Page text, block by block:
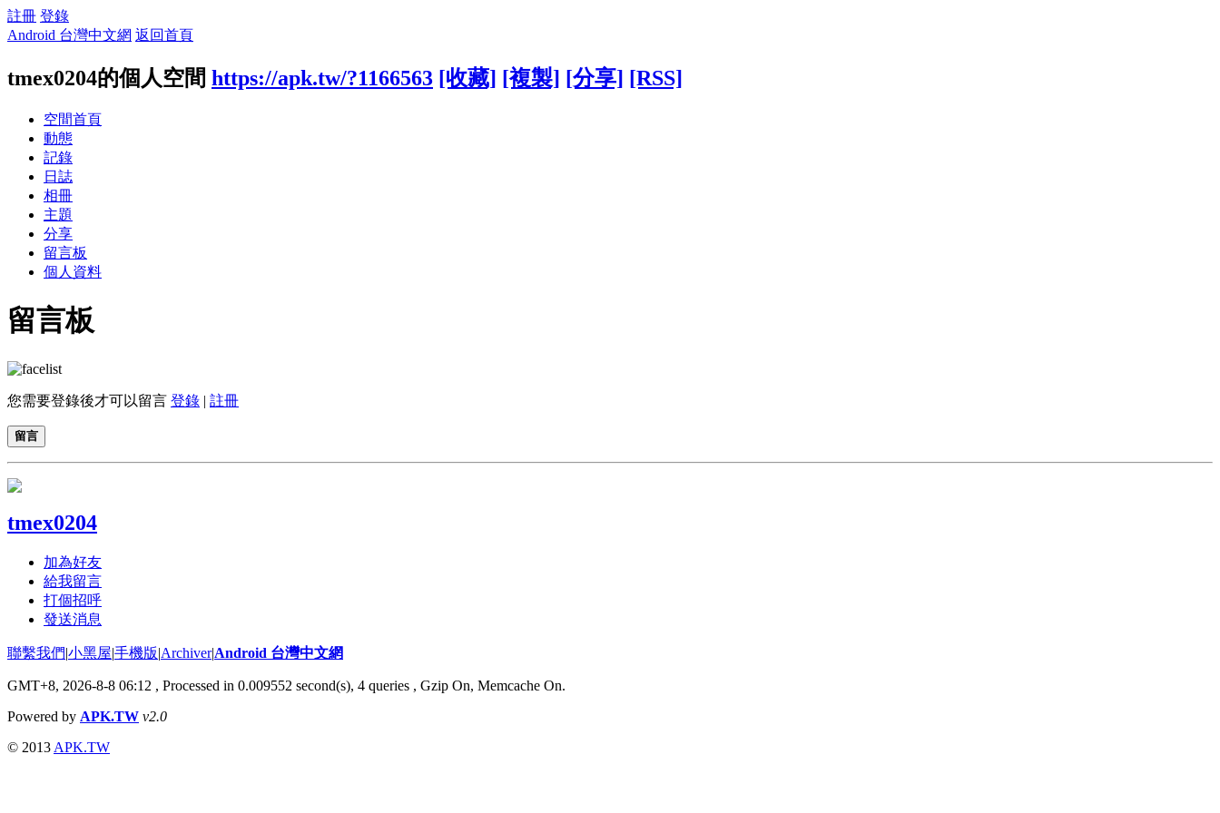
註冊 登錄
Android 台灣中文網 返回首頁
tmex0204的個人空間 https://apk.tw/?1166563 [收藏] [複製] [分享] [RSS]
空間首頁
動態
記錄
日誌
相冊
主題
分享
留言板
個人資料
留言板
您需要登錄後才可以留言 登錄 | 註冊
留言
tmex0204
加為好友
給我留言
打個招呼
發送消息
聯繫我們|小黑屋|手機版|Archiver|Android 台灣中文網
GMT+8, 2026-8-8 06:12 , Processed in 0.009552 second(s), 4 queries , Gzip On, Memcache On.
Powered by APK.TW v2.0
© 2013 APK.TW